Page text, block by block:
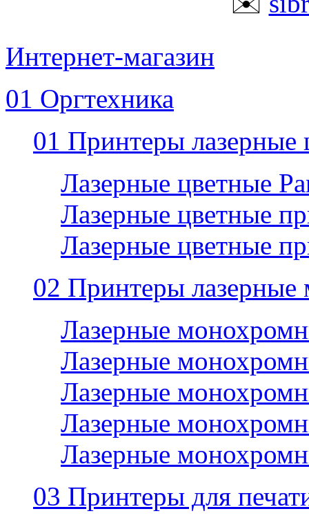
Интернет-магазин
01 Оргтехника
01 Принтеры лазерные
Лазерные цветные
Лазерные цветные
Лазерные цветные
02 Принтеры
Лазерные
Лазерные
Лазерные
Лазерные
Лазерные
03 Принтеры для